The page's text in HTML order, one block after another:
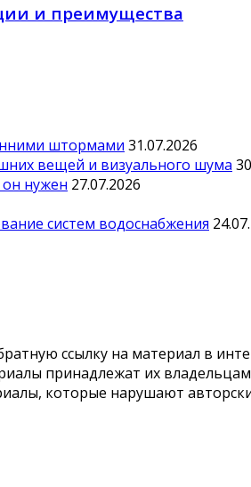
и преимущества
штормами 31.07.2026
вещей и визуального шума
нужен 27.07.2026
систем водоснабжения
ссылку на материал в
принадлежат их
которые нарушают